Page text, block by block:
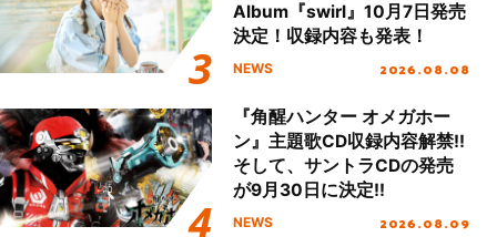
Album『swirl』10月7日発売
決定！収録内容も発表！
NEWS 2026.08.08
『角醒ハンター オメガホー
ン』主題歌CD収録内容解禁!!
そして、サントラCDの発売
が9月30日に決定!!
NEWS 2026.08.09